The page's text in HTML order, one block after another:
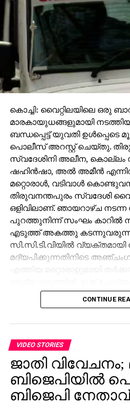
കൊച്ചി: വൈറ്റിലയിലെ ഒരു
മാരകായുധങ്ങളുമായി
ബന്ധപ്പെട്ട് യുവതി ഉള്‍പ്പെടെ
പൊലീസ് അറസ്റ്റ് ചെയ്തു.
സ്വദേശിനി അലീന, കൊല്ലം
ഷഹിന്‍ഷാ, അല്‍ അമീന്‍
മറ്റൊരാള്‍, വടിവാള്‍
തിരുവനന്തപുരം സ്വദേശി
ഒളിവിലാണ്. ഞായറാഴ്ച
പുറത്തുനിന്ന് സംഘം കാറില്‍
എടുത്ത് അകത്തു
സി.സി.ടി.വിയില്‍ വ്യക്തമായി
മദ്യപിക്കുന്നതിനിടെ
ജീവനക്കാരുമായി സംഘര്‍ഷം
സംഘം ആദ്യം ബാറില്‍ നിന്ന്
ജീവനക്കാര്‍ക്ക്
ആവര്‍ത്തിച്ച് അഞ്ചുതവണ വരെ
ആക്രമണം നടത്തിയതായും
പരാതിയില്‍ പറയുന്നു.
ആവശ്യങ്ങള്‍ക്കായി
പ്രതികളെന്ന് പൊലീസ്
CONTINUE
VIDEO STORIES
ജാതി വിവേചനം;
ബിജെപിയില്‍
ബിജെപി നേതാവ്